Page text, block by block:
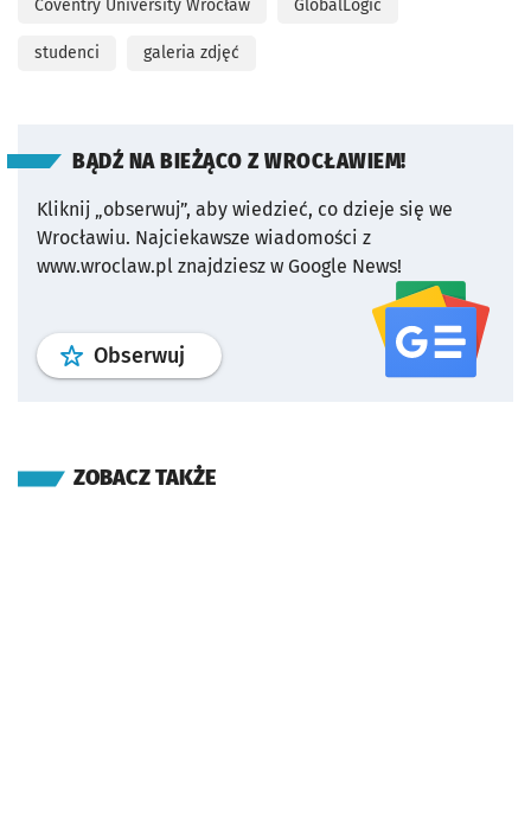
Coventry University Wrocław GlobalLogic
studenci galeria zdjęć
BĄDŹ NA BIEŻĄCO Z WROCŁAWIEM!
Kliknij „obserwuj”, aby wiedzieć, co dzieje się we
Wrocławiu. Najciekawsze wiadomości z
www.wroclaw.pl znajdziesz w Google News!
Obserwuj profil serwisu
ZOBACZ TAKŻE